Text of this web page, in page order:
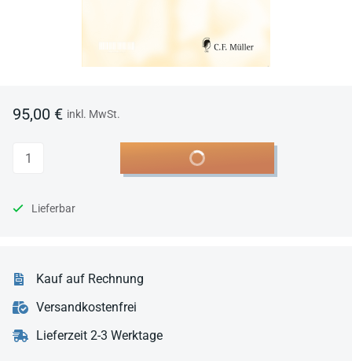
95,00 € inkl. MwSt.
Anzahl In den Warenkorb
Lieferbar
Kauf auf Rechnung
Versandkostenfrei
Lieferzeit 2-3 Werktage